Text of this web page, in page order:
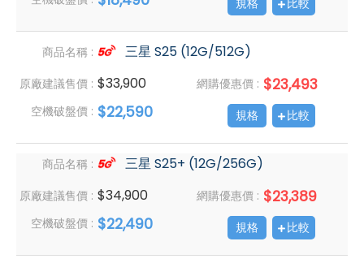
規格 比較
商品名稱 : 三星 S25 (12G/512G)
原廠建議售價 : $33,900 網購優惠價 : $23,493
空機破盤價 : $22,590 規格 比較
商品名稱 : 三星 S25+ (12G/256G)
原廠建議售價 : $34,900 網購優惠價 : $23,389
空機破盤價 : $22,490 規格 比較